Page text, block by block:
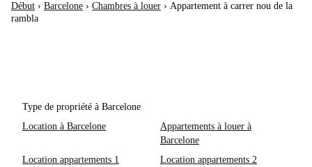
Début › Barcelone › Chambres à louer › Appartement à carrer nou de la
rambla
Type de propriété à Barcelone
Location à Barcelone
Appartements à louer à
Barcelone
Location appartements 1
Location appartements 2